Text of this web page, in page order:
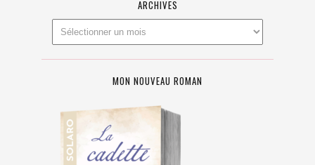
ARCHIVES
MON NOUVEAU ROMAN